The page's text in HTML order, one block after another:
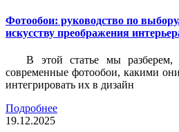
Фотообои: руководство по
искусству преображения
В этой статье мы разберем,
современные фотообои, какими
интегрировать их в дизайн
Подробнее
19.12.2025